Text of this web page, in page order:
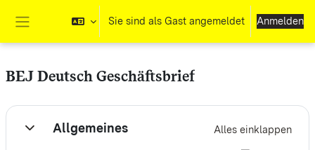
Website-Übersicht
Sie sind als Gast angemeldet Anmelden
BEJ Deutsch Geschäftsbrief
Abschnittsübersicht
EinklappenAllgemeines Alles einklappen